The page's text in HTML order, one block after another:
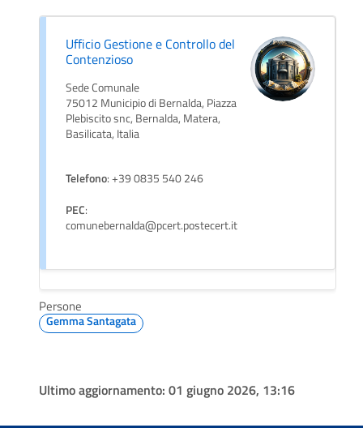
Ufficio Gestione e Controllo del
Contenzioso
Sede Comunale
75012 Municipio di Bernalda, Piazza
Plebiscito snc, Bernalda, Matera,
Basilicata, Italia
Telefono: +39 0835 540 246
PEC:
comunebernalda@pcert.postecert.it
Persone
Gemma Santagata
Ultimo aggiornamento: 01 giugno 2026, 13:16